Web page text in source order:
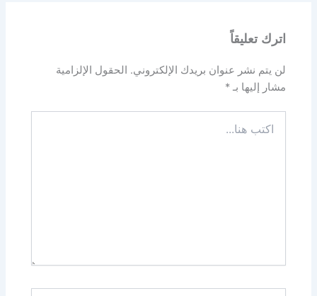
اترك تعليقاً
لن يتم نشر عنوان بريدك الإلكتروني. الحقول الإلزامية
مشار إليها بـ*
هنا...